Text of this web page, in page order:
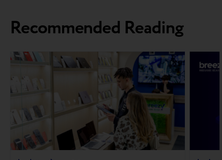
Recommended Reading